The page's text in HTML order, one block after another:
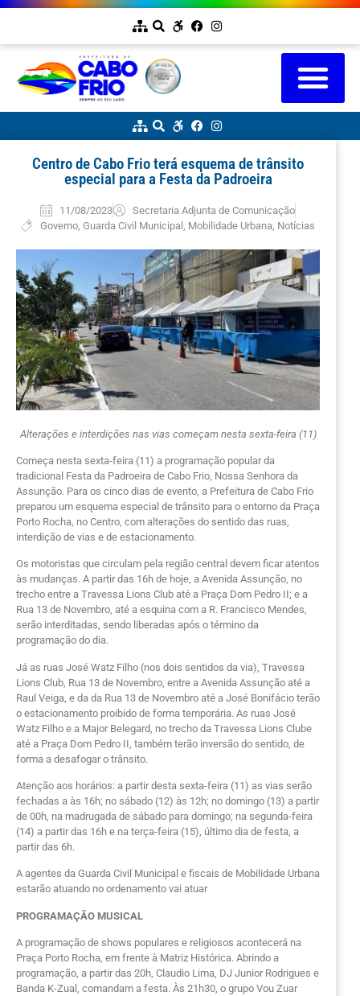
Centro de Cabo Frio terá esquema de trânsito
especial para a Festa da Padroeira
11/08/2023
Secretaria Adjunta de Comunicação
Governo, Guarda Civil Municipal Mobilidade Urbana Notícias
Alterações e interdições nas vias começam nesta sexta-feira (11)
Começa nesta sexta-feira (11) a programação popular da
tradicional Festa da Padroeira de Cabo Frio, Nossa Senhora da
Assunção. Para os cinco dias de evento, a Prefeitura de Cabo Frio
preparou um esquema especial de trânsito para o entorno da Praça
Porto Rocha, no Centro, com alterações do sentido das ruas,
interdição de vias e de estacionamento.
Os motoristas que circulam pela região central devem ficar atentos
às mudanças. A partir das 16h de hoje, a Avenida Assunção, no
trecho entre a Travessa Lions Club até a Praça Dom Pedro II; e a
Rua 13 de Novembro, até a esquina com a R. Francisco Mendes,
serão interditadas, sendo liberadas após o término da
programação do dia.
Já as ruas José Watz Filho (nos dois sentidos da via), Travessa
Lions Club, Rua 13 de Novembro, entre a Avenida Assunção até a
Raul Veiga, e da da Rua 13 de Novembro até a José Bonifácio terão
o estacionamento proibido de forma temporária. As ruas José
Watz Filho e a Major Belegard, no trecho da Travessa Lions Clube
até a Praça Dom Pedro II, também terão inversão do sentido, de
forma a desafogar o trânsito.
Atenção aos horários: a partir desta sexta-feira (11) as vias serão
fechadas a às 16h; no sábado (12) às 12h; no domingo (13) a partir
de 00h, na madrugada de sábado para domingo; na segunda-feira
(14) a partir das 16h e na terça-feira (15), último dia de festa, a
partir das 6h.
A agentes da Guarda Civil Municipal e fiscais de Mobilidade Urbana
estarão atuando no ordenamento vai atuar
PROGRAMAÇÃO MUSICAL
A programação de shows populares e religiosos acontecerá na
Praça Porto Rocha, em frente à Matriz Histórica. Abrindo a
programação, a partir das 20h, Claudio Lima, DJ Junior Rodrigues e
Banda K-Zual, comandam a festa. Às 21h30, o grupo Vou Zuar